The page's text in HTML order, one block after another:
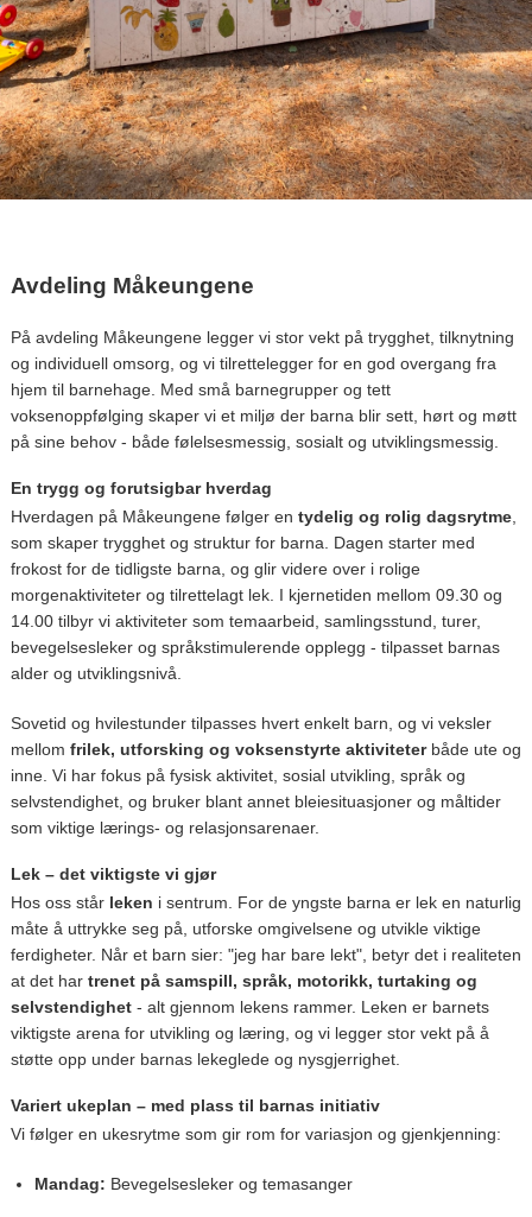
Avdeling Måkeungene
På avdeling Måkeungene legger vi stor vekt på trygghet, tilknytning
og individuell omsorg, og vi tilrettelegger for en god overgang fra
hjem til barnehage. Med små barnegrupper og tett
voksenoppfølging skaper vi et miljø der barna blir sett, hørt og møtt
på sine behov - både følelsesmessig, sosialt og utviklingsmessig.
En trygg og forutsigbar hverdag
Hverdagen på Måkeungene følger en tydelig og rolig dagsrytme,
som skaper trygghet og struktur for barna. Dagen starter med
frokost for de tidligste barna, og glir videre over i rolige
morgenaktiviteter og tilrettelagt lek. I kjernetiden mellom 09.30 og
14.00 tilbyr vi aktiviteter som temaarbeid, samlingsstund, turer,
bevegelsesleker og språkstimulerende opplegg - tilpasset barnas
alder og utviklingsnivå.
Sovetid og hvilestunder tilpasses hvert enkelt barn, og vi veksler
mellom frilek, utforsking og voksenstyrte aktiviteter både ute og
inne. Vi har fokus på fysisk aktivitet, sosial utvikling, språk og
selvstendighet, og bruker blant annet bleiesituasjoner og måltider
som viktige lærings- og relasjonsarenaer.
Lek – det viktigste vi gjør
Hos oss står leken i sentrum. For de yngste barna er lek en naturlig
måte å uttrykke seg på, utforske omgivelsene og utvikle viktige
ferdigheter. Når et barn sier: "jeg har bare lekt", betyr det i realiteten
at det har trenet på samspill, språk, motorikk, turtaking og
selvstendighet- alt gjennom lekens rammer. Leken er barnets
viktigste arena for utvikling og læring, og vi legger stor vekt på å
støtte opp under barnas lekeglede og nysgjerrighet.
Variert ukeplan – med plass til barnas initiativ
Vi følger en ukesrytme som gir rom for variasjon og gjenkjenning:
Mandag: Bevegelsesleker og temasanger